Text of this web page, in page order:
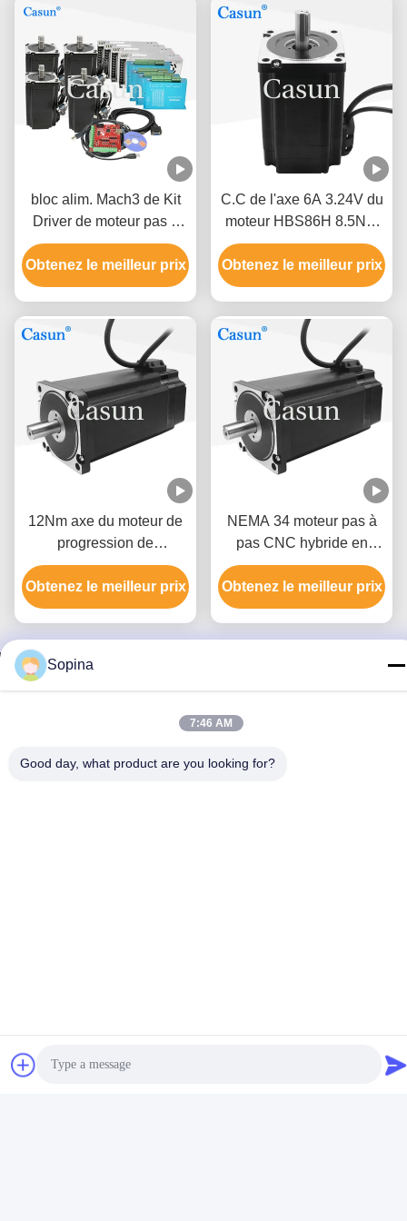
machines de commande
numérique par ordinateur
bloc alim. Mach3 de Kit
Driver de moteur pas à
pas de boucle bloquée de
la NEMA 34 du kit
86x86x107mm 4.5N.M de
Obtenez le meilleur prix
C.C de l'axe 6A 3.24V du
moteur HBS86H 8.5Nm
37mm de boucle bloquée
de la NEMA 34 de
86X86mm
Obtenez le meilleur prix
12Nm axe du moteur de
progression de
commande numérique
par ordinateur du moteur
1000CPR 86 de boucle
Obtenez le meilleur prix
NEMA 34 moteur pas à
pas CNC hybride en
boucle fermée 12N.M 150
mm de longueur avec
codeur
Obtenez le meilleur prix
TECHNOLOGY CO.,LTD
Adresse d'usine
Sopina
7:46 AM
Good day, what product are you looking for?